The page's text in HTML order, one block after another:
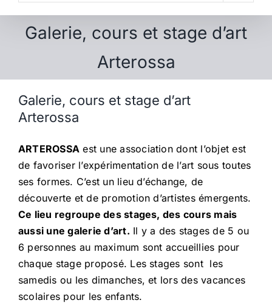
Galerie, cours et stage d’art
Arterossa
Galerie, cours et stage d’art
Arterossa
ARTEROSSA est une association dont l’objet est
de favoriser l’expérimentation de l’art sous toutes
ses formes. C’est un lieu d’échange, de
découverte et de promotion d’artistes émergents.
Ce lieu regroupe des stages, des cours mais
aussi une galerie d’art. Il y a des stages de 5 ou
6 personnes au maximum sont accueillies pour
chaque stage proposé. Les stages sont les
samedis ou les dimanches, et lors des vacances
scolaires pour les enfants.